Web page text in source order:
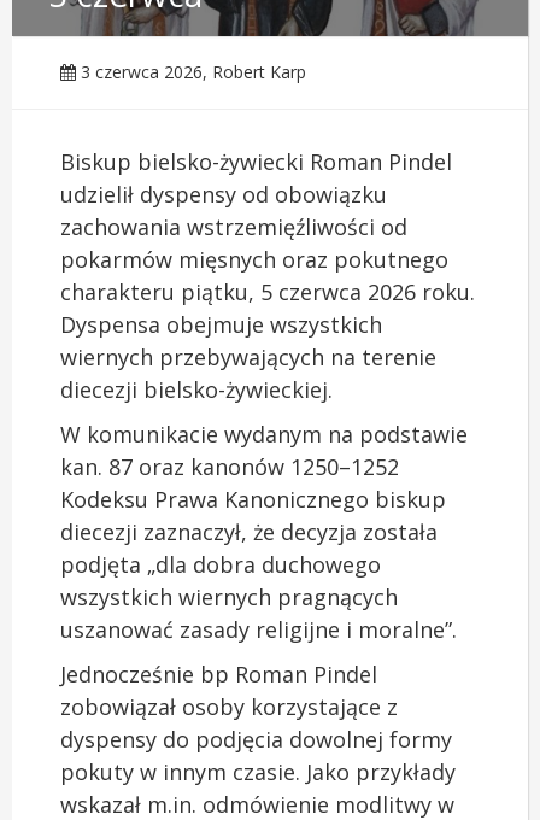
3 czerwca 2026, Robert Karp
Biskup bielsko-żywiecki Roman Pindel
udzielił dyspensy od obowiązku
zachowania wstrzemięźliwości od
pokarmów mięsnych oraz pokutnego
charakteru piątku, 5 czerwca 2026 roku.
Dyspensa obejmuje wszystkich
wiernych przebywających na terenie
diecezji bielsko-żywieckiej.
W komunikacie wydanym na podstawie
kan. 87 oraz kanonów 1250–1252
Kodeksu Prawa Kanonicznego biskup
diecezji zaznaczył, że decyzja została
podjęta „dla dobra duchowego
wszystkich wiernych pragnących
uszanować zasady religijne i moralne”.
Jednocześnie bp Roman Pindel
zobowiązał osoby korzystające z
dyspensy do podjęcia dowolnej formy
pokuty w innym czasie. Jako przykłady
wskazał m.in. odmówienie modlitwy w